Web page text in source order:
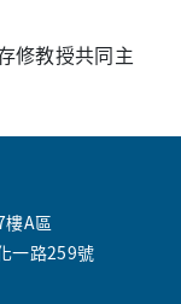
修教授共同主
A區
一路259號